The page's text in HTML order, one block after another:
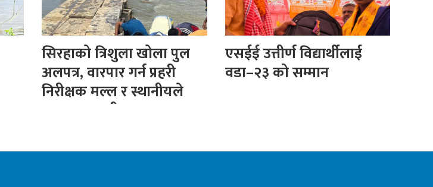
सिरहाको त्रिशुला खोला पुल
अलपत्र, वारपार गर्न प्रहरी
निरीक्षक मल्ल र स्थानीयले
बनाए अस्थायी पुल
एसईई उत्तीर्ण विद्यार्थीलाई
वडा–२३ को सम्मान